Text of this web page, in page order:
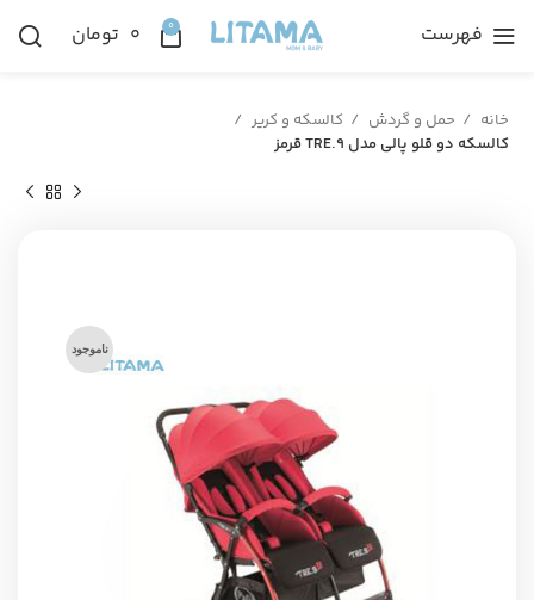
فهرست 0 ۰ تومان
خانه حمل و گردش
کالسکه و کریر
کالسکه دو قلو پالی مدل TRE.9 قرمز
ناموجود